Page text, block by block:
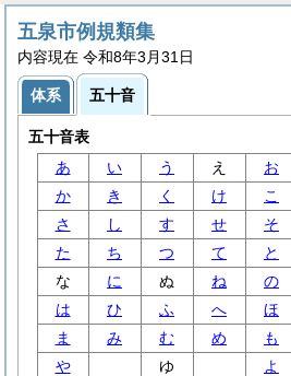
五泉市例規類集
内容現在 令和8年3月31日
体系 五十音
五十音表
あ
い う え
お
か
き く け
こ
さ
し す せ
そ
た
ち つ て
と
な
に ぬ ね
の
は
ひ ふ へ
ほ
ま
み む め
も
や
ゆ
よ